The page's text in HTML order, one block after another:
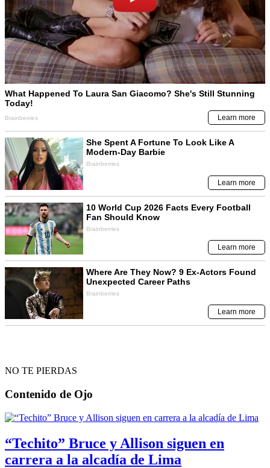
NO TE PIERDAS
Contenido de Ojo
“Techito” Bruce y Allison siguen en
carrera a la alcadía de Lima